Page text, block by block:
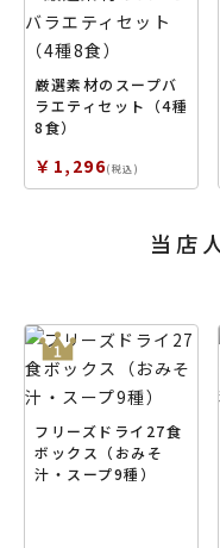
厳選素材のスープバ
ラエティセット（4種
8食）
￥1,296(税込)
当店
フリーズドライ27食
ボックス（おみそ
汁・スープ9種）